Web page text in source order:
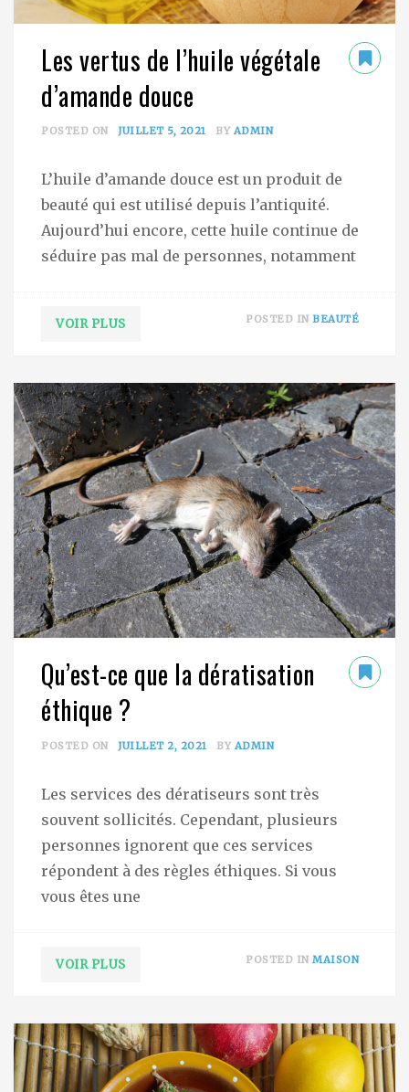
Les vertus de l’huile végétale
d’amande douce
POSTED ON JUILLET 5, 2021 BY ADMIN
L’huile d’amande douce est un produit de
beauté qui est utilisé depuis l’antiquité.
Aujourd’hui encore, cette huile continue de
séduire pas mal de personnes, notamment
VOIR PLUS POSTED IN BEAUTÉ
Qu’est-ce que la dératisation
éthique ?
POSTED ON JUILLET 2, 2021 BY ADMIN
Les services des dératiseurs sont très
souvent sollicités. Cependant, plusieurs
personnes ignorent que ces services
répondent à des règles éthiques. Si vous
vous êtes une
VOIR PLUS POSTED IN MAISON